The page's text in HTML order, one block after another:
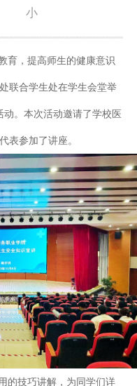
小
育，提高师生的健康意识
联合学生处在学生会堂举
。本次活动邀请了学校医
表参加了讲座。
的技巧讲解，为同学们详